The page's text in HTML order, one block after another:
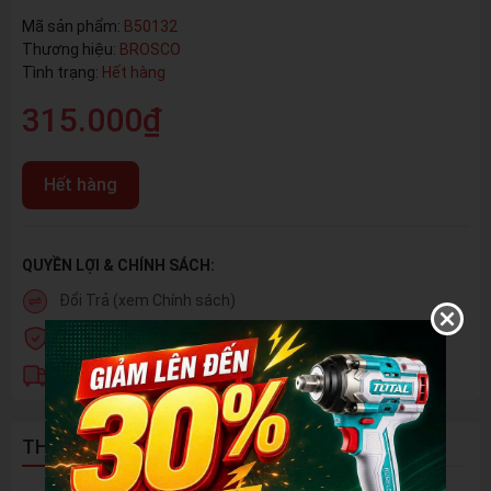
Mã sản phẩm: B50132
Thương hiệu: BROSCO
Tình trạng: Hết hàng
315.000₫
Hết hàng
QUYỀN LỢI & CHÍNH SÁCH:
Đổi Trả (xem Chính sách)
Hàng chính hãng
Vận Chuyển Toàn Quốc
THÔNG TIN SẢN PHẨM